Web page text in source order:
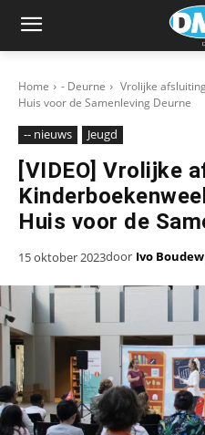
Home - Deurne
Vrolijke
Huis voor de Samenleving Deurne
-- nieuws Jeugd
[VIDEO] Vrolijke
Huis voor de
15 oktober 2023door Ivo